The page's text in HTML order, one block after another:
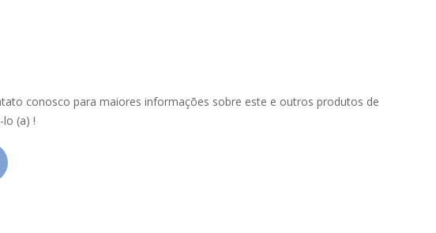
conosco para maiores informações sobre este e outros produtos de
(a) !